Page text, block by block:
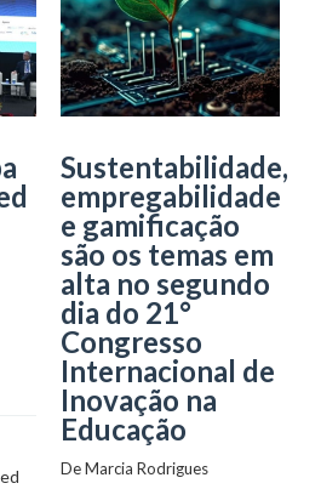
Sustentabilidade,
empregabilidade
e gamificação
são os temas em
alta no segundo
dia do 21°
Congresso
Internacional de
Inovação na
Educação
De Marcia Rodrigues